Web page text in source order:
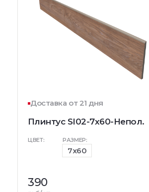
Доставка от 21 дня
Плинтус SI02-7x60-Непол.
ЦВЕТ: РАЗМЕР:
7x60
390